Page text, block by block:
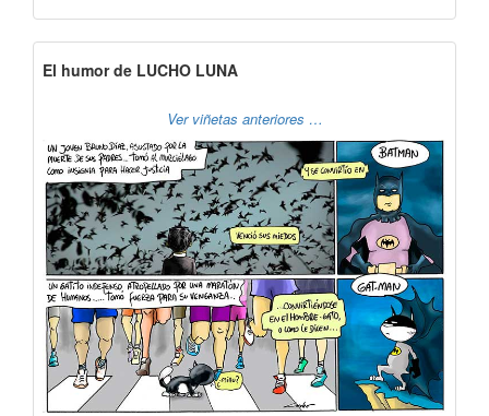
El humor de LUCHO LUNA
Ver viñetas anteriores …